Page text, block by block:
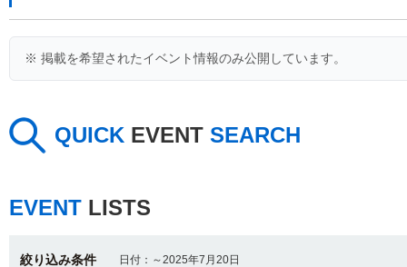
※ 掲載を希望されたイベント情報のみ公開しています。
QUICK EVENT SEARCH
EVENT LISTS
絞り込み条件 日付：～2025年7月20日